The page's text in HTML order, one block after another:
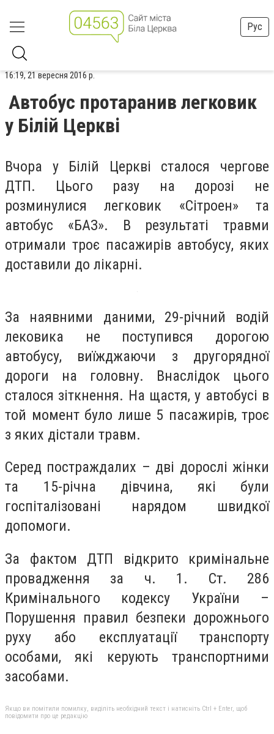
Рус
16:19, 21 вересня 2016 р.
Автобус протаранив легковик
у Білій Церкві
Вчора у Білій Церкві сталося чергове
ДТП. Цього разу на дорозі не
розминулися легковик «Сітроен» та
автобус «БАЗ». В результаті травми
отримали троє пасажирів автобусу, яких
доставили до лікарні.
За наявними даними, 29-річний водій
лековика не поступився дорогою
автобусу, виїжджаючи з другорядної
дороги на головну. Внаслідок цього
сталося зіткнення. На щастя, у автобусі в
той момент було лише 5 пасажирів, троє
з яких дістали травм.
Серед постраждалих – дві дорослі жінки
та 15-річна дівчина, які були
госпіталізовані нарядом швидкої
допомоги.
За фактом ДТП відкрито кримінальне
провадження за ч. 1. Ст. 286
Кримінального кодексу України –
Порушення правил безпеки дорожнього
руху або експлуатації транспорту
особами, які керують транспортними
засобами.
Якщо ви помітили помилку, виділіть необхідний текст і натисніть Ctrl + Enter, щоб
повідомити про це редакцію